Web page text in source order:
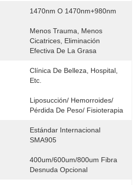
1470nm O 1470nm+980nm
Menos Trauma, Menos
Cicatrices, Eliminación
Efectiva De La Grasa
Clínica De Belleza, Hospital,
Etc.
Liposucción/ Hemorroides/
Pérdida De Peso/ Fisioterapia
Estándar Internacional
SMA905
400um/600um/800um Fibra
Desnuda Opcional